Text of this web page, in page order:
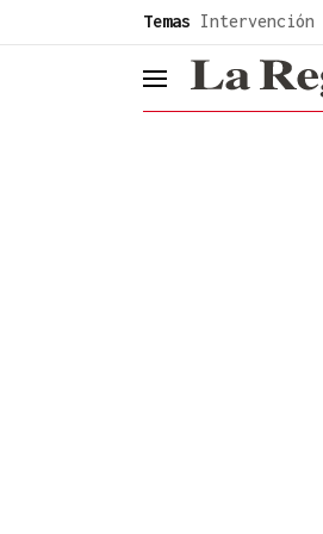
Temas Intervención
header.menu.open